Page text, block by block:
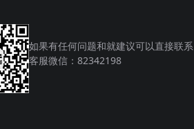
如果有任何问题和就建议可以直接联系
客服微信：82342198